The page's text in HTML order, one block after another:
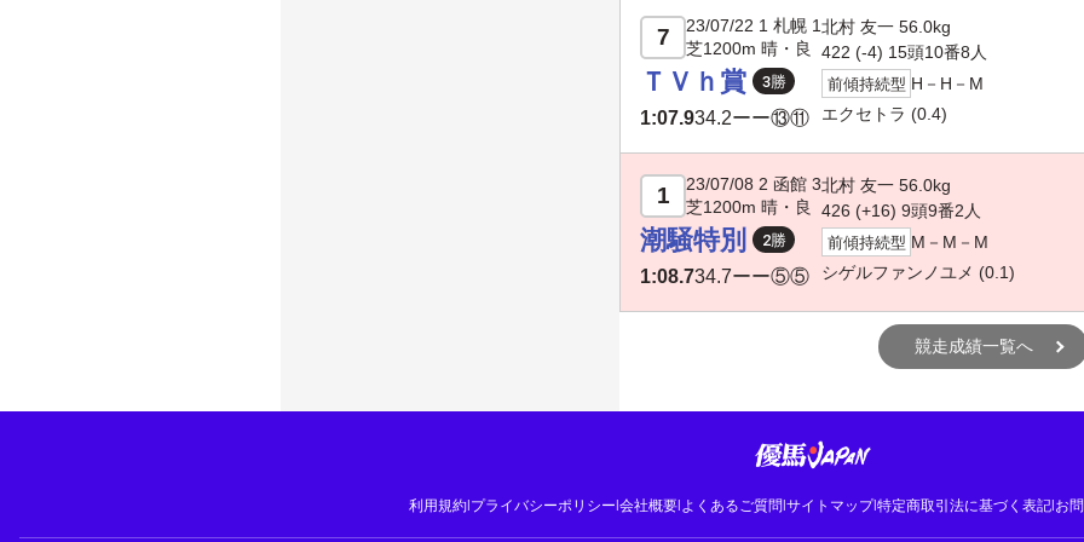
7
23/07/22 1 札幌 1
芝1200m 晴・良
ＴＶｈ賞
1:07.934.2ーー⑬⑪
北村 友一 56.0kg
422 (-4) 15頭10番8人
前傾持続型 H－H－M
エクセトラ (0.4)
1
23/07/08 2 函館 3
芝1200m 晴・良
潮騒特別
1:08.734.7ーー⑤⑤
北村 友一 56.0kg
426 (+16) 9頭9番2人
前傾持続型 M－M－M
シゲルファンノユメ (0.1)
競走成績一覧へ
利用規約|プライバシーポリシー|会社概要|よくあるご質問|サイトマップ|特定商取引法に基づく表記|お